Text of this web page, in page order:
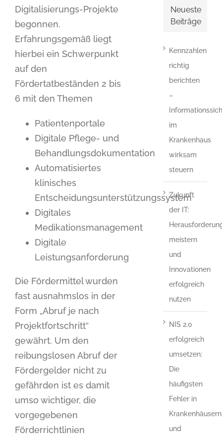
Digitalisierungs-Projekte
begonnen.
Erfahrungsgemäß liegt
hierbei ein Schwerpunkt
auf den
Fördertatbeständen 2 bis
6 mit den Themen
Patientenportale
Digitale Pflege- und
Behandlungsdokumentation
Automatisiertes
klinisches
Entscheidungsunterstützungssystem
Digitales
Medikationsmanagement
Digitale
Leistungsanforderung
Die Fördermittel wurden
fast ausnahmslos in der
Form „Abruf je nach
Projektfortschritt“
gewährt. Um den
reibungslosen Abruf der
Fördergelder nicht zu
gefährden ist es damit
umso wichtiger, die
vorgegebenen
Förderrichtlinien
Neueste
Beiträge
Kennzahlen
richtig
berichten
–
im
Krankenhaus
wirksam
steuern
Zukunft
der IT:
meistern
und
Innovationen
erfolgreich
nutzen
NIS 2.0
erfolgreich
umsetzen:
Die
häufigsten
Fehler in
Krankenhäusern
und